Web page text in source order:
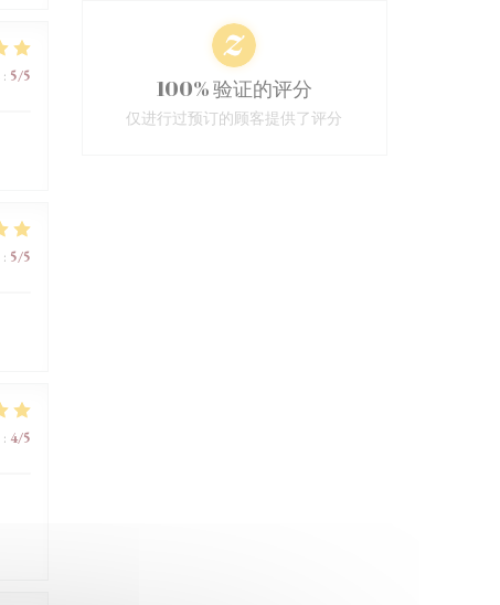
: 5/5
: 5/5
: 4/5
100% 验证的评分
仅进行过预订的顾客提供了评分